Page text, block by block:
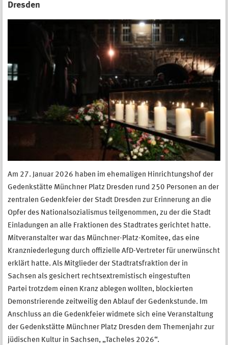
Dresden
Am 27. Januar 2026 haben im ehemaligen Hinrichtungshof der
Gedenkstätte Münchner Platz Dresden rund 250 Personen an der
zentralen Gedenkfeier der Stadt Dresden zur Erinnerung an die
Opfer des Nationalsozialismus teilgenommen, zu der die Stadt
Einladungen an alle Fraktionen des Stadtrates gerichtet hatte.
Mitveranstalter war das Münchner-Platz-Komitee, das eine
Kranzniederlegung durch offizielle AfD-Vertreter für unerwünscht
erklärt hatte. Als Mitglieder der Stadtratsfraktion der in
Sachsen als gesichert rechtsextremistisch eingestuften
Partei trotzdem einen Kranz ablegen wollten, blockierten
Demonstrierende zeitweilig den Ablauf der Gedenkstunde. Im
Anschluss an die Gedenkfeier widmete sich eine Veranstaltung
der Gedenkstätte Münchner Platz Dresden dem Themenjahr zur
jüdischen Kultur in Sachsen, „Tacheles 2026“.